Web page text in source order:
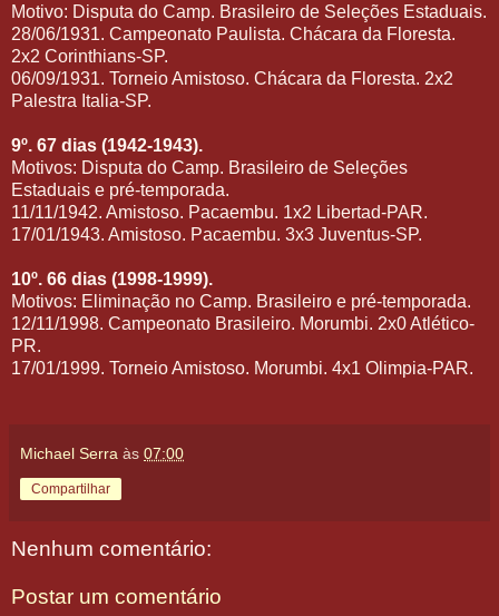
Motivo: Disputa do Camp. Brasileiro de Seleções Estaduais.
28/06/1931. Campeonato Paulista. Chácara da Floresta.
2x2 Corinthians-SP.
06/09/1931. Torneio Amistoso. Chácara da Floresta. 2x2
Palestra Italia-SP.
9º. 67 dias (1942-1943).
Motivos: Disputa do Camp. Brasileiro de Seleções
Estaduais e pré-temporada.
11/11/1942. Amistoso. Pacaembu. 1x2 Libertad-PAR.
17/01/1943. Amistoso. Pacaembu. 3x3 Juventus-SP.
10º. 66 dias (1998-1999).
Motivos: Eliminação no Camp. Brasileiro e pré-temporada.
12/11/1998. Campeonato Brasileiro. Morumbi. 2x0 Atlético-
PR.
17/01/1999. Torneio Amistoso. Morumbi. 4x1 Olimpia-PAR.
Michael Serra às 07:00
Compartilhar
Nenhum comentário:
Postar um comentário